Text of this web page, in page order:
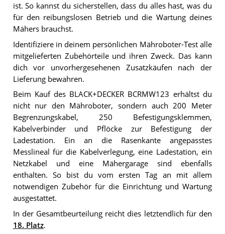
ist. So kannst du sicherstellen, dass du alles hast, was du
für den reibungslosen Betrieb und die Wartung deines
Mähers brauchst.
Identifiziere in deinem persönlichen Mähroboter-Test alle
mitgelieferten Zubehörteile und ihren Zweck. Das kann
dich vor unvorhergesehenen Zusatzkäufen nach der
Lieferung bewahren.
Beim Kauf des BLACK+DECKER BCRMW123 erhältst du
nicht nur den Mähroboter, sondern auch 200 Meter
Begrenzungskabel, 250 Befestigungsklemmen,
Kabelverbinder und Pflöcke zur Befestigung der
Ladestation. Ein an die Rasenkante angepasstes
Messlineal für die Kabelverlegung, eine Ladestation, ein
Netzkabel und eine Mähergarage sind ebenfalls
enthalten. So bist du vom ersten Tag an mit allem
notwendigen Zubehör für die Einrichtung und Wartung
ausgestattet.
In der Gesamtbeurteilung reicht dies letztendlich für den
18. Platz.